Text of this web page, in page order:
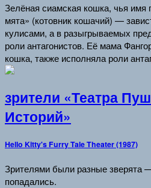
Зелёная сиамская кошка, чья имя
мята» (котовник кошачий) —
кулисами, а в разыгрываемых
роли антагонистов. Её мама
кошка, также исполняла роли
зрители «Театра
Историй»
Hello Kitty's Furry Tale Theater (1987)
Зрителями были разные зверята
попадались.